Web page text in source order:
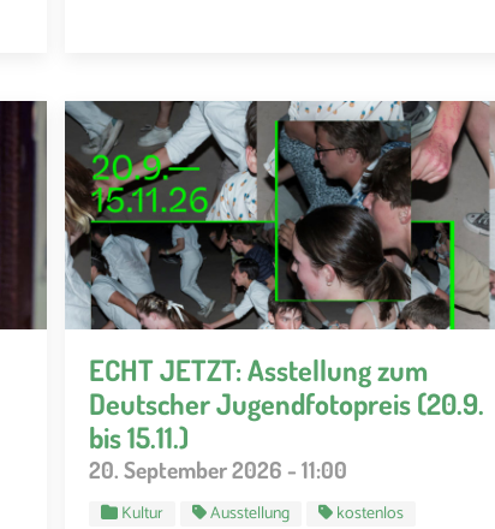
ECHT JETZT: Asstellung zum
Deutscher Jugendfotopreis (20.9.
bis 15.11.)
20. September 2026 - 11:00
Kultur Ausstellung
kostenlos